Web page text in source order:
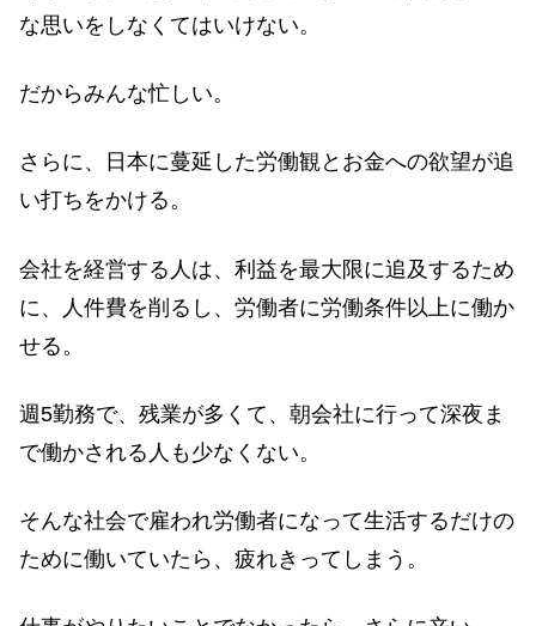
な思いをしなくてはいけない。
だからみんな忙しい。
さらに、日本に蔓延した労働観とお金への欲望が追
い打ちをかける。
会社を経営する人は、利益を最大限に追及するため
に、人件費を削るし、労働者に労働条件以上に働か
せる。
週5勤務で、残業が多くて、朝会社に行って深夜ま
で働かされる人も少なくない。
そんな社会で雇われ労働者になって生活するだけの
ために働いていたら、疲れきってしまう。